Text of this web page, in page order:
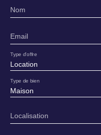
Nom
Email
Location
Type d'offre
Maison
Type de bien
Localisation